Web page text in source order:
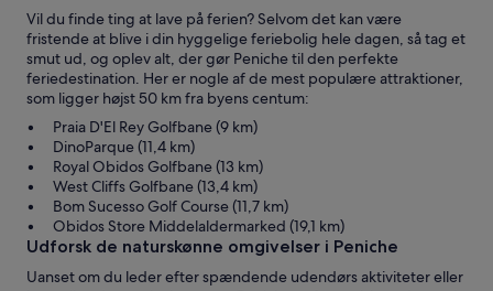
Vil du finde ting at lave på ferien? Selvom det kan være
fristende at blive i din hyggelige feriebolig hele dagen, så tag et
smut ud, og oplev alt, der gør Peniche til den perfekte
feriedestination. Her er nogle af de mest populære attraktioner,
som ligger højst 50 km fra byens centum:
Praia D'El Rey Golfbane (9 km)
DinoParque (11,4 km)
Royal Obidos Golfbane (13 km)
West Cliffs Golfbane (13,4 km)
Bom Sucesso Golf Course (11,7 km)
Obidos Store Middelaldermarked (19,1 km)
Udforsk de naturskønne omgivelser i Peniche
Uanset om du leder efter spændende udendørs aktiviteter eller